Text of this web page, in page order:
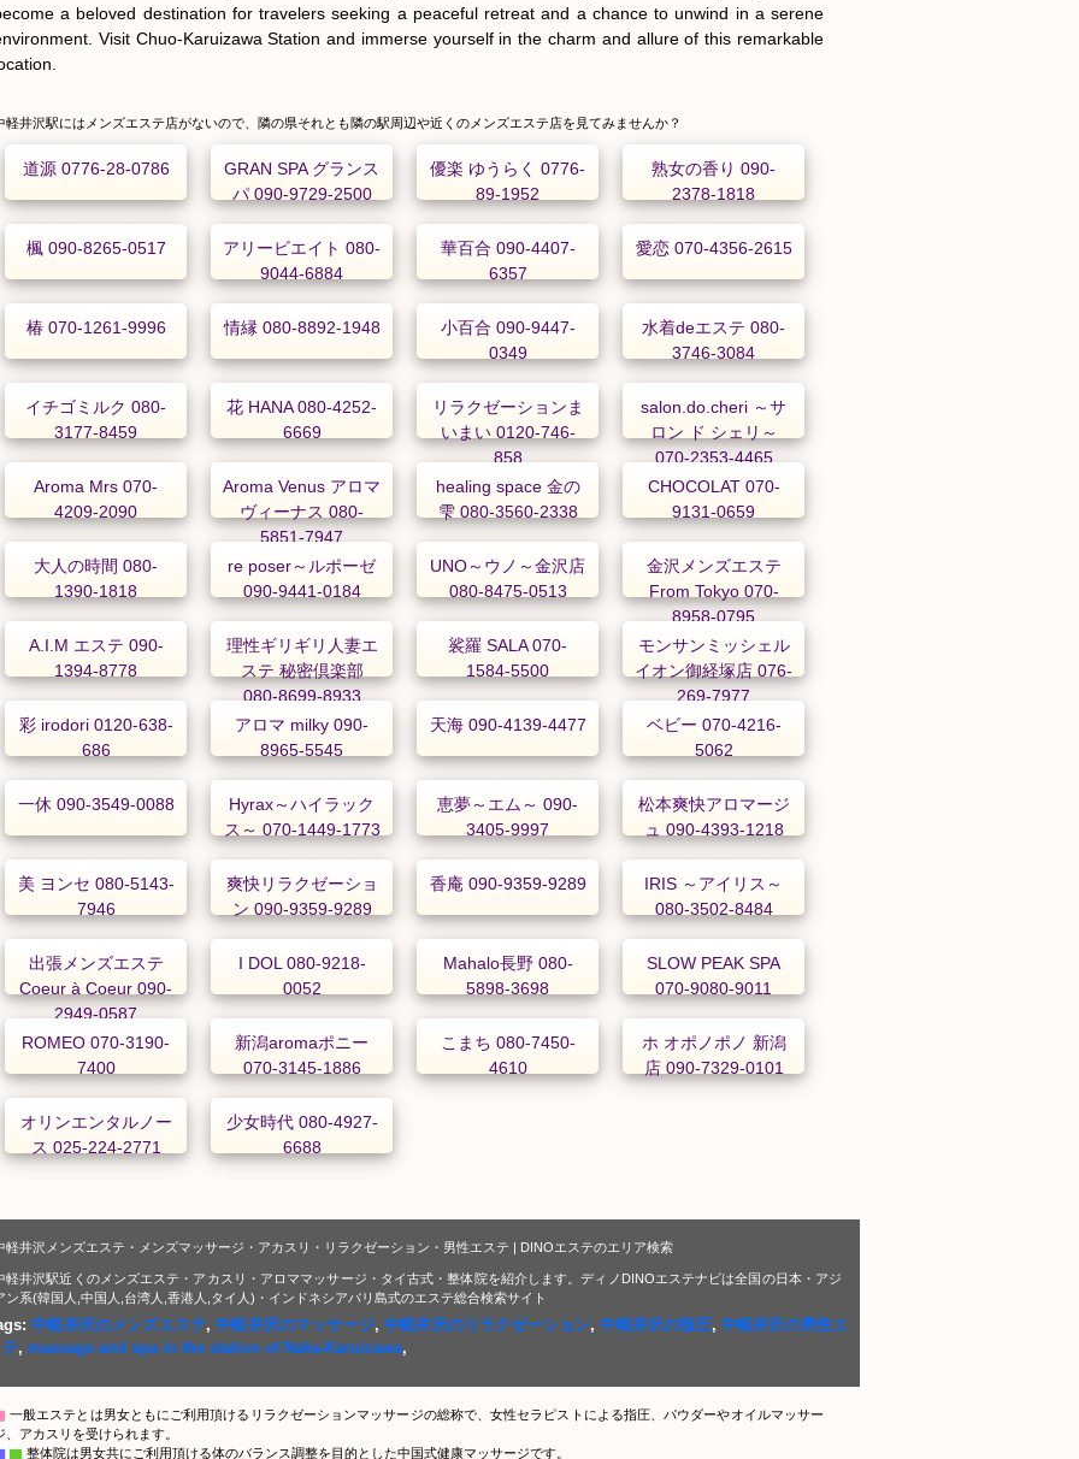
a beloved destination for travelers seeking a peaceful retreat and a chance to unwind in a serene
Visit Chuo-Karuizawa Station and immerse yourself in the charm and allure of this remarkable
軽井沢駅にはメンズエステ店がないので、隣の県それとも隣の駅周辺や近くのメンズエステ店を見てみませんか？
道源 0776-28-0786
GRAN SPA グランス
パ 090-9729-2500
優楽 ゆうらく 0776-
89-1952
熟女の香り 090-
2378-1818
楓 090-8265-0517
アリービエイト 080-
9044-6884
華百合 090-4407-
6357
愛恋 070-4356-2615
椿 070-1261-9996 情縁 080-8892-1948
小百合 090-9447-
0349
水着deエステ 080-
3746-3084
イチゴミルク 080-
3177-8459
花 HANA 080-4252-
6669
リラクゼーションま
いまい 0120-746-
858
salon.do.cheri ～サ
ロン ド シェリ～
070-2353-4465
Aroma Mrs 070-
4209-2090
Aroma Venus アロマ
ヴィーナス 080-
5851-7947
healing space 金の
雫 080-3560-2338
CHOCOLAT 070-
9131-0659
大人の時間 080-
1390-1818
re poser～ルポーゼ
090-9441-0184
UNO～ウノ～金沢店
080-8475-0513
金沢メンズエステ
From Tokyo 070-
8958-0795
A.I.M エステ 090-
1394-8778
理性ギリギリ人妻エ
ステ 秘密倶楽部
080-8699-8933
裟羅 SALA 070-
1584-5500
モンサンミッシェル
イオン御経塚店 076-
269-7977
彩 irodori 0120-638-
686
アロマ milky 090-
8965-5545
天海 090-4139-4477
ベビー 070-4216-
5062
一休 090-3549-0088
Hyrax～ハイラック
ス～ 070-1449-1773
恵夢～エム～ 090-
3405-9997
松本爽快アロマージ
ュ 090-4393-1218
美 ヨンセ 080-5143-
7946
爽快リラクゼーショ
ン 090-9359-9289
香庵 090-9359-9289
IRIS ～アイリス～
080-3502-8484
出張メンズエステ
Coeur à Coeur 090-
2949-0587
I DOL 080-9218-
0052
Mahalo長野 080-
5898-3698
SLOW PEAK SPA
070-9080-9011
ROMEO 070-3190-
7400
新潟aromaポニー
070-3145-1886
こまち 080-7450-
4610
ホ オポノポノ 新潟
店 090-7329-0101
オリンエンタルノー
ス 025-224-2771
少女時代 080-4927-
6688
軽井沢メンズエステ・メンズマッサージ・アカスリ・リラクゼーション・男性エステ | DINOエステのエリア検索
軽井沢駅近くのメンズエステ・アカスリ・アロママッサージ・タイ古式・整体院を紹介します。ディノDINOエステナビは全国の日本・アジ
ン系(韓国人,中国人,台湾人,香港人,タイ人)・インドネシアバリ島式のエステ総合検索サイト
中軽井沢のメンズエステ,中軽井沢のマッサージ,中軽井沢のリラクゼーション,中軽井沢の指圧, 中軽井沢の男性エ
, massage and spa in the station of Naka-Karuizawa,
一般エステとは男女ともにご利用頂けるリラクゼーションマッサージの総称で、女性セラピストによる指圧、パウダーやオイルマッサー
、アカスリを受けられます。
▇ 整体院は男女共にご利用頂ける体のバランス調整を目的とした中国式健康マッサージです。